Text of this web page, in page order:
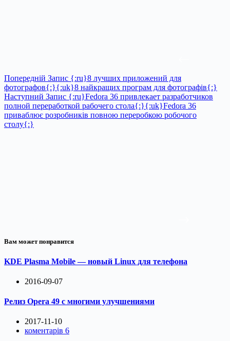
Попередній Запис {:ru}8 лучших приложений для
фотографов{:}{:uk}8 найкращих програм для фотографів{:}
Наступний Запис {:ru}Fedora 36 привлекает разработчиков
полной переработкой рабочего стола{:}{:uk}Fedora 36
приваблює розробників повною переробкою робочого
столу{:}
Вам может понравится
KDE Plasma Mobile — новый Linux для телефона
2016-09-07
Релиз Opera 49 с многими улучшениями
2017-11-10
коментарів 6